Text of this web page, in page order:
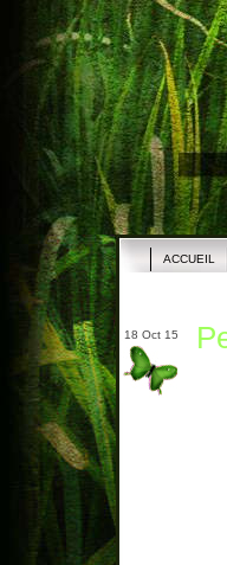
ACCUEIL
18 Oct 15